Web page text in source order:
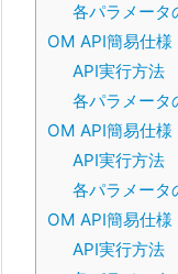
各パラメータ
OM API簡易仕様
API実行方法
各パラメータ
OM API簡易仕様
API実行方法
各パラメータ
OM API簡易仕様
API実行方法